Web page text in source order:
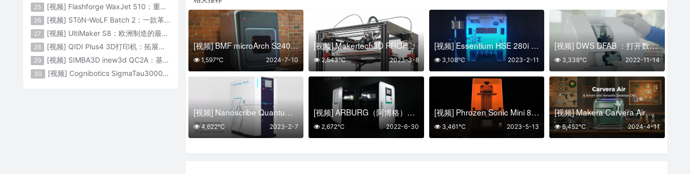
[视频] BMF microArch S240：突破精密制造的瓶颈
2024-7-10
1,597℃
[视频] Makertech3D PROFORGE 3.5 CORE-XY 双挤出3D打印机（升级版）
2023-3-8
2,543℃
[视频] Essentium HSE 280i HT 第一款真正双独立挤出的工业级高速3D打印机
2023-2-11
3,108℃
[视频] DWS DFAB ：打开数字牙科革命的大门
2022-11-14
3,338℃
[视频] Nanoscribe Quantum X shape 面向一流创新者的纳米级高分辨率3D打印机
2023-2-7
4,622℃
[视频] ARBURG（阿博格）APF增材制造设备 freeformer 200-3X 和 300-3X
2022-6-30
2,672℃
[视频] Phrozen Sonic Mini 8K 7.1寸LCD 光固化3D打印机
2023-5-13
3,461℃
[视频] Makera Carvera Air：一台桌面级智能且多功能的台式数控机床
2024-4-11
5,452℃
25 [视频] Flashforge WaxJet 510：重新定义精度 专为K金珠宝铸造而生
26 [视频] STōN-WoLF Batch 2：一款革命性的“飞行龙门架”3D打印机
27 [视频] UltiMaker S8：欧洲制造的最快的桌面双材料专业3D打印机
28 [视频] QIDI Plus4 3D打印机：拓展您的想象力
29 [视频] SIMBA3D inew3d QC2A：基于AI建模的桌面全彩色3D打印机
30 [视频] Cognibotics SigmaTau3000 轻型机器人：智能制造的未来